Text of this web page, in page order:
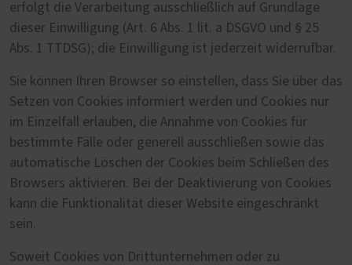
erfolgt die Verarbeitung ausschließlich auf Grundlage
dieser Einwilligung (Art. 6 Abs. 1 lit. a DSGVO und § 25
Abs. 1 TTDSG); die Einwilligung ist jederzeit widerrufbar.
Sie können Ihren Browser so einstellen, dass Sie über das
Setzen von Cookies informiert werden und Cookies nur
im Einzelfall erlauben, die Annahme von Cookies für
bestimmte Fälle oder generell ausschließen sowie das
automatische Löschen der Cookies beim Schließen des
Browsers aktivieren. Bei der Deaktivierung von Cookies
kann die Funktionalität dieser Website eingeschränkt
sein.
Soweit Cookies von Drittunternehmen oder zu